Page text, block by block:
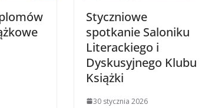
Styczniowe
spotkanie Saloniku
Literackiego i
Dyskusyjnego Klubu
Książki
30 stycznia 2026